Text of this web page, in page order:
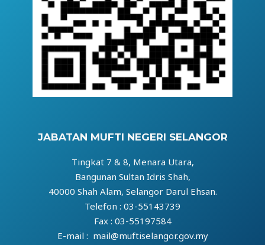
JABATAN MUFTI NEGERI SELANGOR
Tingkat 7 & 8, Menara Utara,
Bangunan Sultan Idris Shah,
40000 Shah Alam, Selangor Darul Ehsan.
Telefon : 03-55143739
Fax : 03-55197584
E-mail : mail@muftiselangor.gov.my